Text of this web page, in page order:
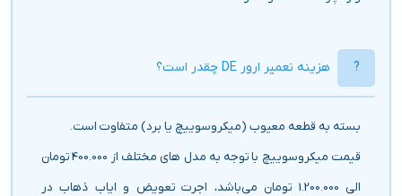
هزینه تعمیر ارور DE چقدر است؟
بسته به قطعه معیوب (میکروسوییچ یا برد) متفاوت است.
قیمت میکروسوییچ با توجه به مدل های مختلف از 400.000 تومان
الی 1.200.000 تومان می‌باشد، اجرت تعویض و ایاب ذهاب در